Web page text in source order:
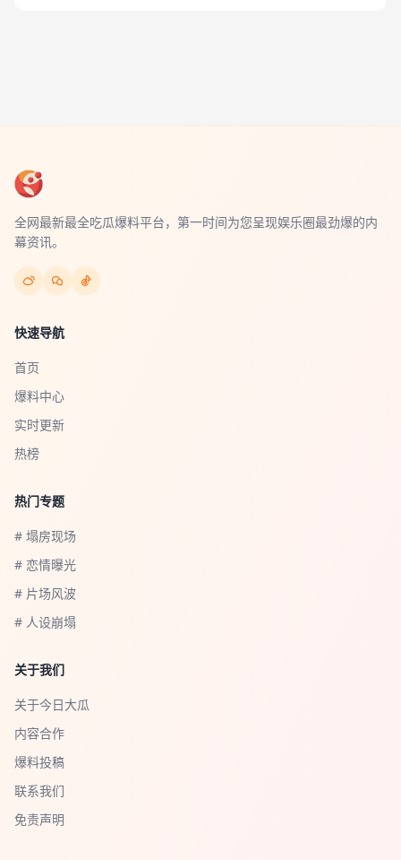
全网最新最全吃瓜爆料平台，第一时间为您呈现娱乐圈最劲爆的内
幕资讯。
快速导航
首页
爆料中心
实时更新
热榜
热门专题
# 塌房现场
# 恋情曝光
# 片场风波
# 人设崩塌
关于我们
关于今日大瓜
内容合作
爆料投稿
联系我们
免责声明